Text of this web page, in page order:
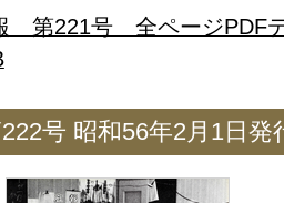
第221号 全ページPDF
号 昭和56年2月1日発